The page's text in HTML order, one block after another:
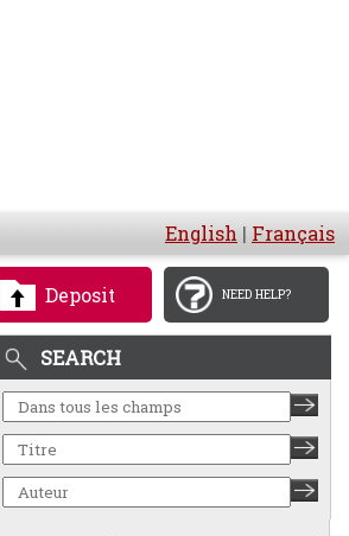
English | Français
Deposit NEED HELP?
SEARCH